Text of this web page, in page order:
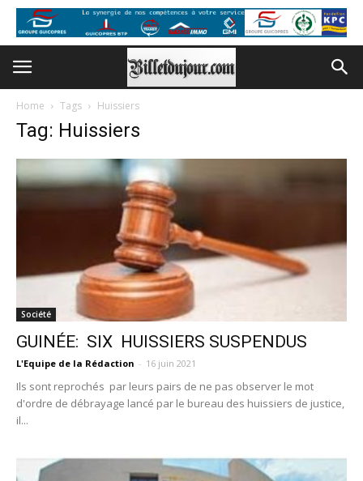
Home Tags Huissiers
Tag: Huissiers
Société
GUINÉE: SIX HUISSIERS SUSPENDUS
L'Equipe de la Rédaction - 16 juin 2021
Ils sont reprochés par leurs pairs de ne pas observer le mot
d'ordre de débrayage lancé par le bureau des huissiers de justice,
il...